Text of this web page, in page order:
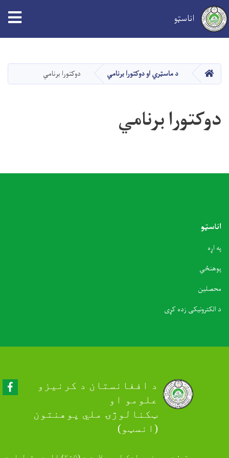
دانګل
اناسټو
کور د ماسټري او دوکتورا برنامي دوکتورا برنامي
دوکتورا برنامي
اناسټو
په اړه
پوهنځي
محصلین
د الکترونیکی زده کړی
د افغانستان د کرنیزو
علومو او
ټکنالوژۍ ملي پوهنتون
(انسټو)
Facebook